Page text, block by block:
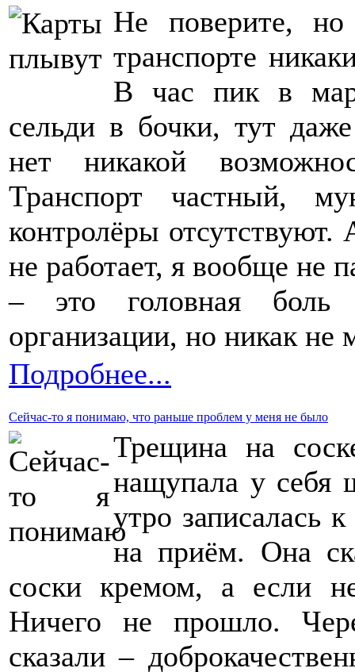
Не поверите,
транспорте
В час пик в
сельди в бочки, тут
нет никакой
Транспорт частный,
контролёры
не работает, я вообще не
– это головная боль
организации, но никак не
Подробнее...
Сейчас-то я понимаю, что раньше проблем у меня не было
Трещина на
нащупала у себя
утро записалась
на приём. Она
соски кремом, а если
Ничего не прошло.
сказали –